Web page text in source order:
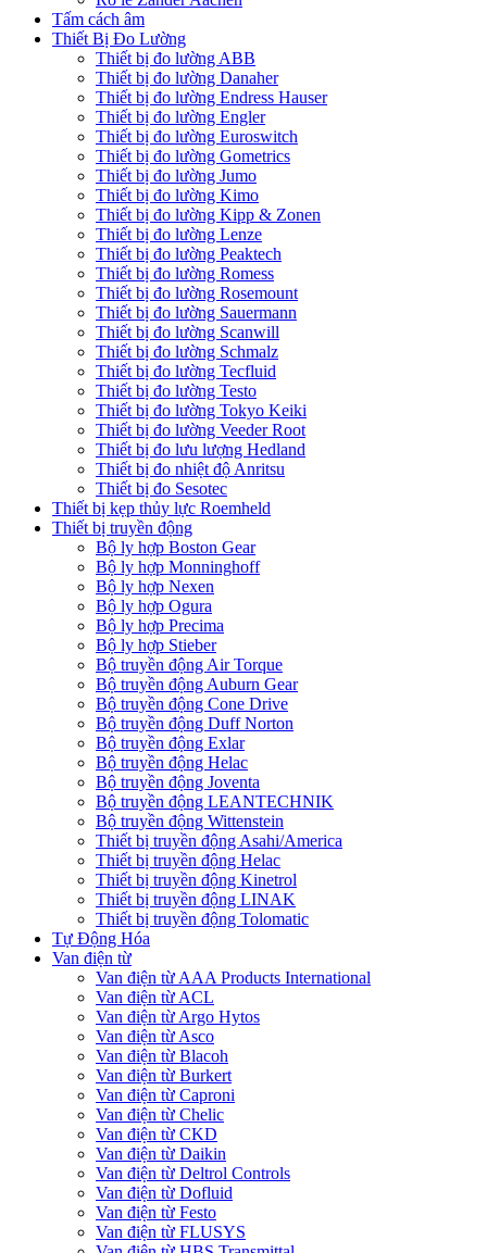
Tấm cách âm
Thiết Bị Đo Lường
Thiết bị đo lường ABB
Thiết bị đo lường Danaher
Thiết bị đo lường Endress Hauser
Thiết bị đo lường Engler
Thiết bị đo lường Euroswitch
Thiết bị đo lường Gometrics
Thiết bị đo lường Jumo
Thiết bị đo lường Kimo
Thiết bị đo lường Kipp & Zonen
Thiết bị đo lường Lenze
Thiết bị đo lường Peaktech
Thiết bị đo lường Romess
Thiết bị đo lường Rosemount
Thiết bị đo lường Sauermann
Thiết bị đo lường Scanwill
Thiết bị đo lường Schmalz
Thiết bị đo lường Tecfluid
Thiết bị đo lường Testo
Thiết bị đo lường Tokyo Keiki
Thiết bị đo lường Veeder Root
Thiết bị đo lưu lượng Hedland
Thiết bị đo nhiệt độ Anritsu
Thiết bị đo Sesotec
Thiết bị kẹp thủy lực Roemheld
Thiết bị truyền động
Bộ ly hợp Boston Gear
Bộ ly hợp Monninghoff
Bộ ly hợp Nexen
Bộ ly hợp Ogura
Bộ ly hợp Precima
Bộ ly hợp Stieber
Bộ truyền động Air Torque
Bộ truyền động Auburn Gear
Bộ truyền động Cone Drive
Bộ truyền động Duff Norton
Bộ truyền động Exlar
Bộ truyền động Helac
Bộ truyền động Joventa
Bộ truyền động LEANTECHNIK
Bộ truyền động Wittenstein
Thiết bị truyền động Asahi/America
Thiết bị truyền động Helac
Thiết bị truyền động Kinetrol
Thiết bị truyền động LINAK
Thiết bị truyền động Tolomatic
Tự Động Hóa
Van điện từ
Van điện từ AAA Products International
Van điện từ ACL
Van điện từ Argo Hytos
Van điện từ Asco
Van điện từ Blacoh
Van điện từ Burkert
Van điện từ Caproni
Van điện từ Chelic
Van điện từ CKD
Van điện từ Daikin
Van điện từ Deltrol Controls
Van điện từ Dofluid
Van điện từ Festo
Van điện từ FLUSYS